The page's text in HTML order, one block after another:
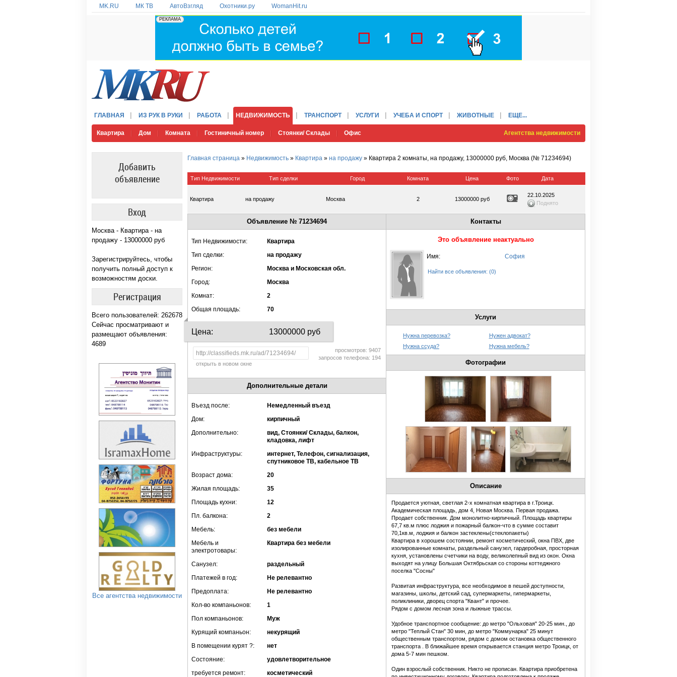
MK.RU МК ТВ АвтоВзгляд Охотники.ру WomanHit.ru
ГЛАВНАЯ ИЗ РУК В РУКИ РАБОТА НЕДВИЖИМОСТЬ ТРАНСПОРТ УСЛУГИ УЧЕБА И СПОРТ ЖИВОТНЫЕ ЕЩЕ...
Квартира Дом Комната Гостиничный номер Стоянки/ Склады Офис Агентства недвижимости
Добавить
объявление
Вход
Москва - Квартира - на
продажу - 13000000 руб
Зарегистрируйтесь, чтобы
получить полный доступ к
возможностям доски.
Регистрация
Всего пользователей: 262678
Сейчас просматривают и
размещают объявления:
4689
Все агентства недвижимости
Главная страница » Недвижимость » Квартира » на продажу » Квартира 2 комнаты, на продажу, 13000000 руб, Москва (№ 71234694)
Тип Недвижимости Тип сделки Город Комната Цена Фото Дата
Квартира на продажу Москва 2 13000000 руб
22.10.2025
Поднято
Объявление № 71234694
Тип Недвижимости:
Квартира
Тип сделки:
на продажу
Регион:
Москва и Московская обл.
Город:
Москва
Комнат:
2
Общая площадь:
70
Цена: 13000000 руб
открыть в новом окне
просмотров: 9407
запросов телефона: 194
Дополнительные детали
Въезд после:
Немедленный въезд
Дом:
кирпичный
Дополнительно:
вид, Стоянки/ Склады, балкон,
кладовка, лифт
Инфраструктуры:
интернет, Телефон, сигнализация,
спутниковое ТВ, кабельное ТВ
Возраст дома:
20
Жилая площадь:
35
Площадь кухни:
12
Пл. балкона:
2
Мебель:
без мебели
Мебель и
электротовары:
Квартира без мебели
Санузел:
раздельный
Платежей в год:
Не релевантно
Предоплата:
Не релевантно
Кол-во компаньонов:
1
Пол компаньонов:
Муж
Курящий компаньон:
некурящий
В помещении курят ?:
нет
Состояние:
удовлетворительное
требуется ремонт:
косметический
Контакты
Это объявление неактуально
Имя: София
Найти все объявления: (0)
Услуги
Нужна перевозка?
Нужен адвокат?
Нужна ссуда?
Нужна мебель?
Фотографии
Описание
Продается уютная, светлая 2-х комнатная квартира в г.Троицк.
Академическая площадь, дом 4, Новая Москва. Первая продажа.
Продает собственник. Дом монолитно-кирпичный. Площадь квартиры
67,7 кв.м плюс лоджия и пожарный балкон-что в сумме составит
70,1кв.м, лоджия и балкон застеклены(стеклопакеты)
Квартира в хорошем состоянии, ремонт косметический, окна ПВХ, две
изолированные комнаты, раздельный санузел, гардеробная, просторная
кухня, установлены счетчики на воду, великолепный вид из окон. Окна
выходят на улицу Большая Октябрьская со стороны коттеджного
поселка "Сосны"
Развитая инфраструктура, все необходимое в пешей доступности,
магазины, школы, детский сад, супермаркеты, гипермаркеты,
поликлиники, дворец спорта "Квант" и прочее.
Рядом с домом лесная зона и лыжные трассы.
Удобное транспортное сообщение: до метро "Ольховая" 20-25 мин., до
метро "Теплый Стан" 30 мин, до метро "Коммунарка" 25 минут
общественным транспортом, рядом с домом остановка общественного
транспорта . В ближайшее время открывается станция метро Троицк, от
дома 5-7 мин пешком.
Один взрослый собственник. Никто не прописан. Квартира приобретена